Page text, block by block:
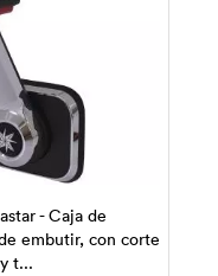
- Caja de
embutir, con corte
t...